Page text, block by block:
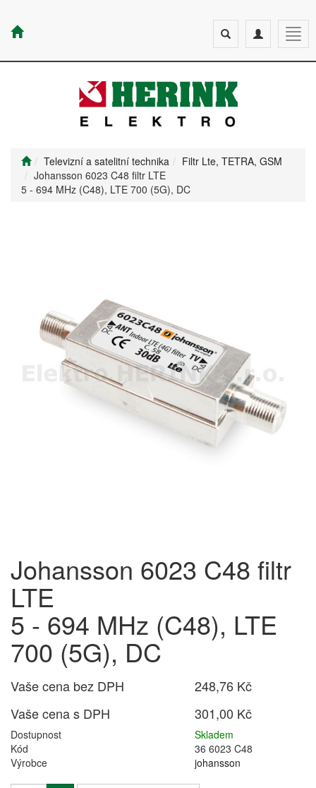
Toggle
navigation
Toggle
search
Televizní a satelitní technika
Filtr Lte, TETRA, GSM
Johansson 6023 C48 filtr LTE
5 - 694 MHz (C48), LTE 700 (5G), DC
Johansson 6023 C48 filtr
LTE
5 - 694 MHz (C48), LTE
700 (5G), DC
Vaše cena bez DPH
248,76 Kč
Vaše cena s DPH
301,00 Kč
Dostupnost
Skladem
Kód
36 6023 C48
Výrobce
johansson